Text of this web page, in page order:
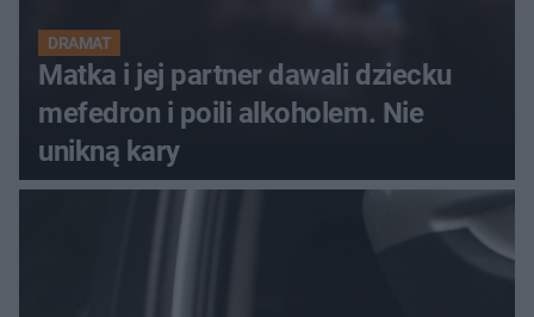
DRAMAT
Matka i jej partner dawali dziecku
mefedron i poili alkoholem. Nie
unikną kary